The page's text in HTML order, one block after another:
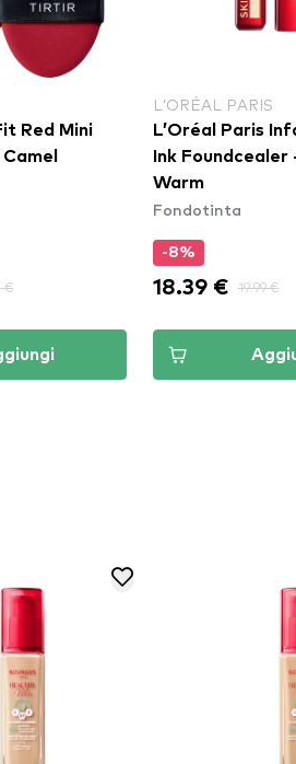
Red Mini
27N Camel
€
L’ORÉAL PARIS
L’Oréal Paris
Ink
Warm
Fondotinta
-8%
18.39 € 19.99 €